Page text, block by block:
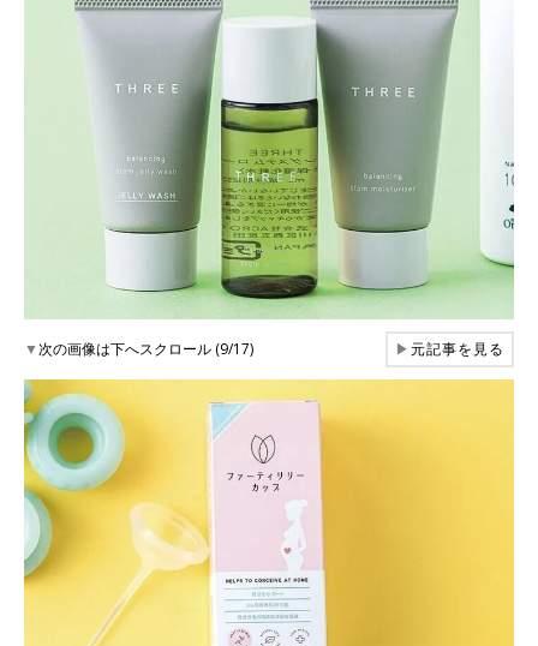
▼次の画像は下へスクロール (9/17) ▶元記事を見る